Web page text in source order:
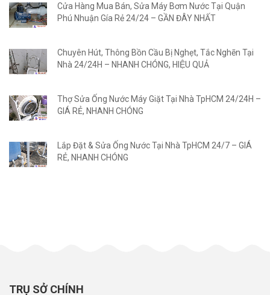
Cửa Hàng Mua Bán, Sửa Máy Bơm Nước Tại Quận
Phú Nhuận Gía Rẻ 24/24 – GẦN ĐÂY NHẤT
Chuyên Hút, Thông Bồn Cầu Bị Nghẹt, Tắc Nghẽn Tại
Nhà 24/24H – NHANH CHÓNG, HIỆU QUẢ
Thợ Sửa Ống Nước Máy Giặt Tại Nhà TpHCM 24/24H –
GIÁ RẺ, NHANH CHÓNG
Lắp Đặt & Sửa Ống Nước Tại Nhà TpHCM 24/7 – GIÁ
RẺ, NHANH CHÓNG
TRỤ SỞ CHÍNH